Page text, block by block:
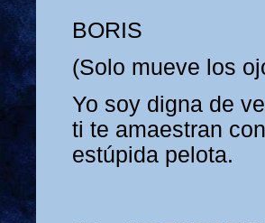
BORIS
(Solo mueve los
Yo soy digna de
ti te amaestran
estúpida pelota.